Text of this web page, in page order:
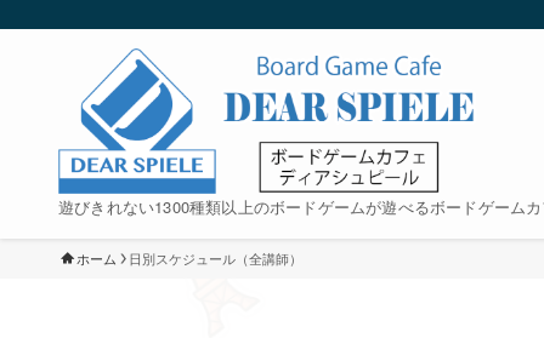
遊びきれない1300種類以上のボードゲームが遊べるボードゲーム
ホーム 日別スケジュール（全講師）